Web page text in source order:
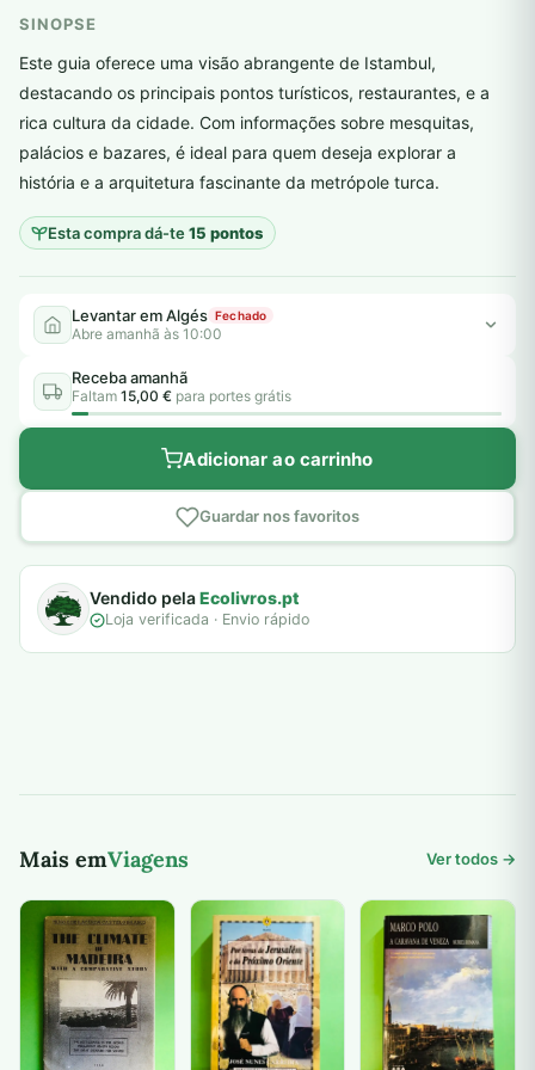
SINOPSE
Este guia oferece uma visão abrangente de Istambul,
destacando os principais pontos turísticos, restaurantes, e a
rica cultura da cidade. Com informações sobre mesquitas,
palácios e bazares, é ideal para quem deseja explorar a
história e a arquitetura fascinante da metrópole turca.
Esta compra dá-te15 pontos
Levantar em Algés Fechado
Abre amanhã às 10:00
Receba amanhã
Faltam 15,00 € para portes grátis
Adicionar ao carrinho
Guardar nos favoritos
Vendido pelaEcolivros.pt
Loja verificada · Envio rápido
Mais emViagens Ver todos →